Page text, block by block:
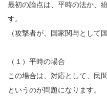
最初の論点は、平時の法か、
す。
（攻撃者が、国家関与として
（１）平時の場合
この場合は、対応として、民
というのが問題になります。